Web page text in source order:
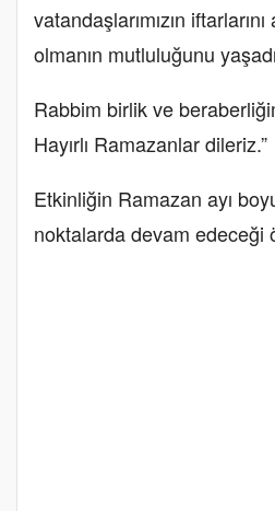
vatandaşlarımızın
olmanın mutluluğunu
Rabbim birlik ve
Hayırlı Ramazanlar dileriz.”
Etkinliğin Ramazan ayı
noktalarda devam edeceği